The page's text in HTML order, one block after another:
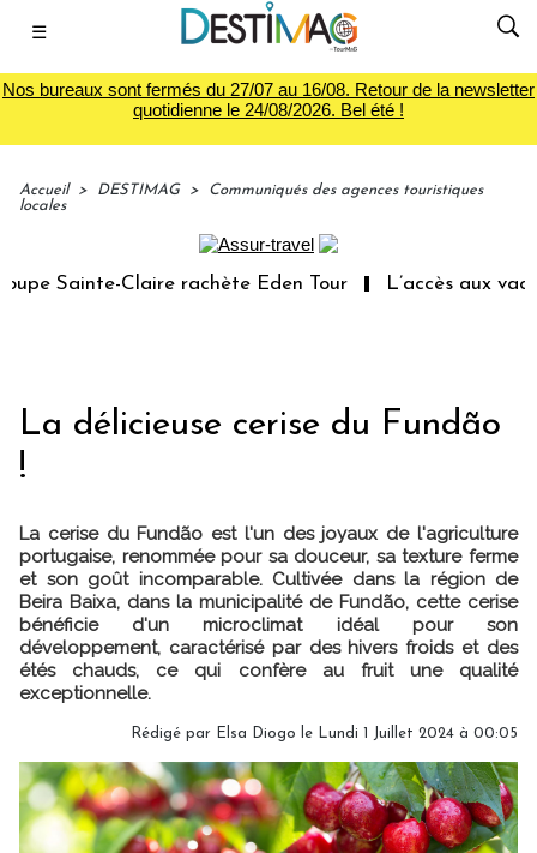
☰
Nos bureaux sont fermés du 27/07 au 16/08. Retour de la newsletter
quotidienne le 24/08/2026. Bel été !
Accueil > DESTIMAG >
Communiqués des agences touristiques
locales
Sainte-Claire rachète Eden Tour L’accès aux
La délicieuse cerise du Fundão
!
La cerise du Fundão est l'un des joyaux de l'agriculture
portugaise, renommée pour sa douceur, sa texture ferme
et son goût incomparable. Cultivée dans la région de
Beira Baixa, dans la municipalité de Fundão, cette cerise
bénéficie d'un microclimat idéal pour son
développement, caractérisé par des hivers froids et des
étés chauds, ce qui confère au fruit une qualité
exceptionnelle.
Rédigé par Elsa Diogo le Lundi 1 Juillet 2024 à 00:05